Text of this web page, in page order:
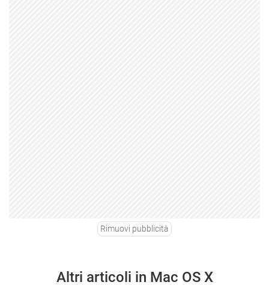
Rimuovi pubblicità
Altri articoli in Mac OS X